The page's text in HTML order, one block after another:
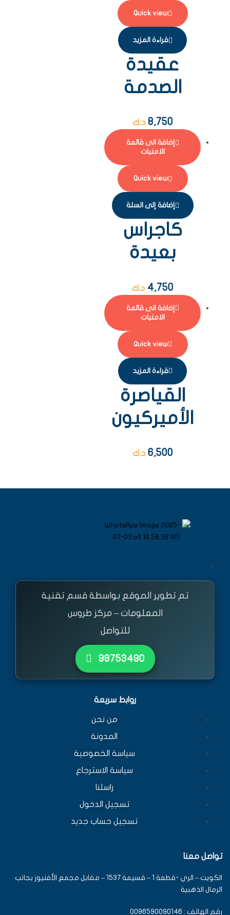
Quick view
قراءة المزيد
عقيدة
الصدمة
8,750 د.ك
إضافة الى قائمة
الامنيات
Quick view
إضافة إلى السلة
كاجراس
بعيدة
4,750 د.ك
إضافة الى قائمة
الامنيات
Quick view
قراءة المزيد
القياصرة
الأميركيون
6,500 د.ك
<
تم تطوير الموقع بواسطة قسم تقنية
المعلومات – مركز طروس
للتواصل
٩٨٧٥٣٤٩٠
روابط سريعة
من نحن
المدونة
سياسة الخصوصية
سياسة الاسترجاع
راسلنا
تسجيل الدخول
تسجيل حساب جديد
تواصل معنا
الكويت – الري -قطعة 1 – قسيمة 1537 – مقابل مجمع الأفنيوز بجانب
الرمال الذهبية
رقم الهاتف : 0096590090146